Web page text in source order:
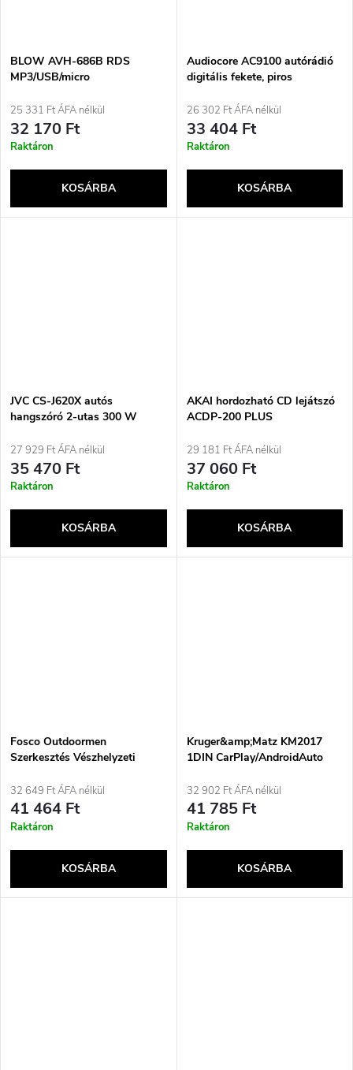
BLOW AVH-686B RDS
MP3/USB/micro
25 331 Ft ÁFA nélkül
32 170 Ft
Raktáron
KOSÁRBA
Audiocore AC9100 autórádió
digitális fekete, piros
26 302 Ft ÁFA nélkül
33 404 Ft
Raktáron
KOSÁRBA
JVC CS-J620X autós
hangszóró 2-utas 300 W
27 929 Ft ÁFA nélkül
35 470 Ft
Raktáron
KOSÁRBA
AKAI hordozható CD lejátszó
ACDP-200 PLUS
29 181 Ft ÁFA nélkül
37 060 Ft
Raktáron
KOSÁRBA
Fosco Outdoormen
Szerkesztés Vészhelyzeti
32 649 Ft ÁFA nélkül
41 464 Ft
Raktáron
KOSÁRBA
Kruger&amp;Matz KM2017
1DIN CarPlay/AndroidAuto
32 902 Ft ÁFA nélkül
41 785 Ft
Raktáron
KOSÁRBA